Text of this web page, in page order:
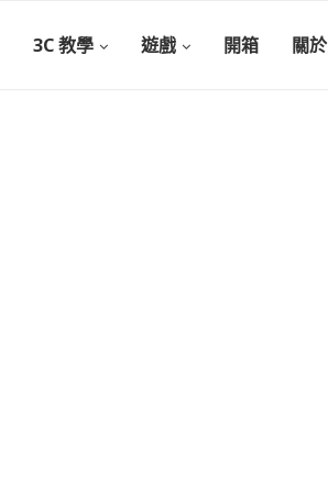
3C 教學 遊戲 開箱 關於